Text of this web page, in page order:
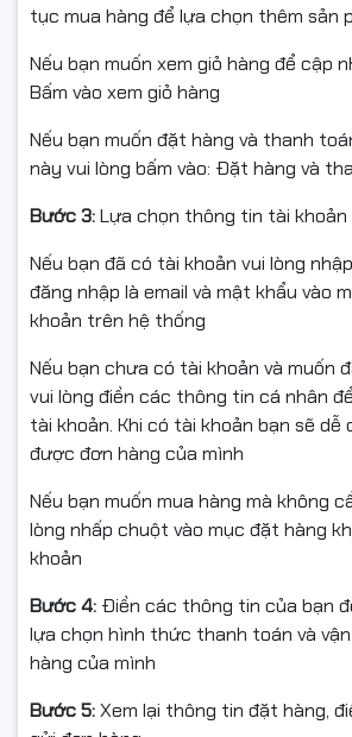
hơn khi:
Chơi game AAA
Stream game
Thiết kế đồ họa
Chạy phần mềm kỹ thuật
Dung lượng 16GB
5600MHz tối ưu
gaming
RAM sở hữu cấu hình mạnh mẽ:
Chuẩn RAM: DDR5
Bus RAM: 5600MHz
Điện áp: 1.35V
Độ trễ: CL40
Dung lượng 16GB là mức cấu hình lý
thống PC gaming và workstation hiện
nhiều ứng dụng cùng lúc mà vẫn đảm
cao.
tục mua hàng để lựa chọn thêm sản
Nếu bạn muốn xem giỏ hàng để cập
Bấm vào xem giỏ hàng
Nếu bạn muốn đặt hàng và thanh
này vui lòng bấm vào: Đặt hàng và
Bước 3:Lựa chọn thông tin tài
Nếu bạn đã có tài khoản vui lòng
đăng nhập là email và mật khẩu vào
khoản trên hệ thống
Nếu bạn chưa có tài khoản và muốn
vui lòng điền các thông tin cá nhân
tài khoản. Khi có tài khoản bạn sẽ dễ
được đơn hàng của mình
Nếu bạn muốn mua hàng mà không
lòng nhấp chuột vào mục đặt hàng
khoản
Bước 4: Điền các thông tin của bạn
lựa chọn hình thức thanh toán và
hàng của mình
Bước 5:Xem lại thông tin đặt hàng,